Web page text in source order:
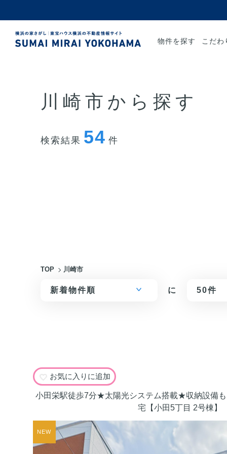
物件を探す こだわ
川崎市から探す
検索結果 54 件
TOP 川崎市
に
お気に入りに追加
小田栄駅徒歩7分★太陽光システム搭載★収納設備
宅【小田5丁目 2号棟】